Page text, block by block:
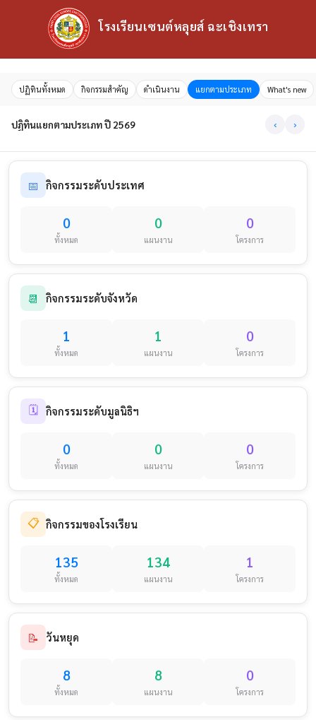
โรงเรียนเซนต์หลุยส์ ฉะเชิงเทรา
ปฏิทินทั้งหมด กิจกรรมสำคัญ ดำเนินงาน แยกตามประเภท What's new
ปฏิทินแยกตามประเภท ปี 2569 ‹ ›
📅 กิจกรรมระดับประเทศ
0
ทั้งหมด
0
แผนงาน
0
โครงการ
📆 กิจกรรมระดับจังหวัด
1
ทั้งหมด
1
แผนงาน
0
โครงการ
🗓️ กิจกรรมระดับมูลนิธิฯ
0
ทั้งหมด
0
แผนงาน
0
โครงการ
📋 กิจกรรมของโรงเรียน
135
ทั้งหมด
134
แผนงาน
1
โครงการ
📝 วันหยุด
8
ทั้งหมด
8
แผนงาน
0
โครงการ